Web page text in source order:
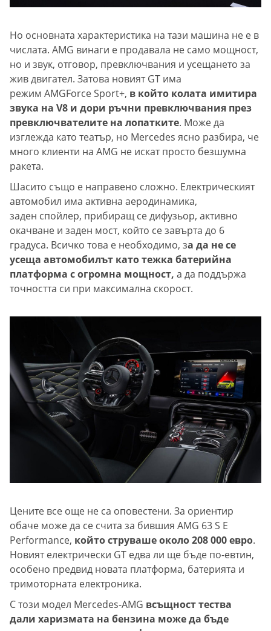
Но основната характеристика на тази машина не е в
числата. AMG винаги е продавала не само мощност,
но и звук, отговор, превключвания и усещането за
жив двигател. Затова новият GT има
режим AMGForce Sport+, в който колата имитира
звука на V8 и дори ръчни превключвания през
превключвателите на лопатките. Може да
изглежда като театър, но Mercedes ясно разбира, че
много клиенти на AMG не искат просто безшумна
ракета.
Шасито също е направено сложно. Електрическият
автомобил има активна аеродинамика,
заден спойлер, прибиращ се дифузьор, активно
окачване и заден мост, който се завърта до 6
градуса. Всичко това е необходимо, за да не се
усеща автомобилът като тежка батерийна
платформа с огромна мощност, а да поддържа
точността си при максимална скорост.
Цените все още не са оповестени. За ориентир
обаче може да се счита за бившия AMG 63 S E
Performance, който струваше около 208 000 евро.
Новият електрически GT едва ли ще бъде по-евтин,
особено предвид новата платформа, батерията и
тримоторната електроника.
С този модел Mercedes-AMG всъщност тества
дали харизмата на бензина може да бъде